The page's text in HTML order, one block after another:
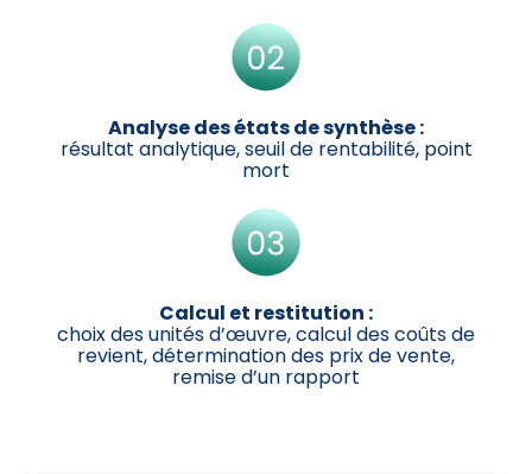
Analyse des états de synthèse :
résultat analytique, seuil de rentabilité, point
mort
Calcul et restitution :
choix des unités d’œuvre, calcul des coûts de
revient, détermination des prix de vente,
remise d’un rapport